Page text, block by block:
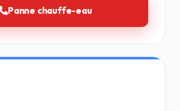
Panne chauffe-eau